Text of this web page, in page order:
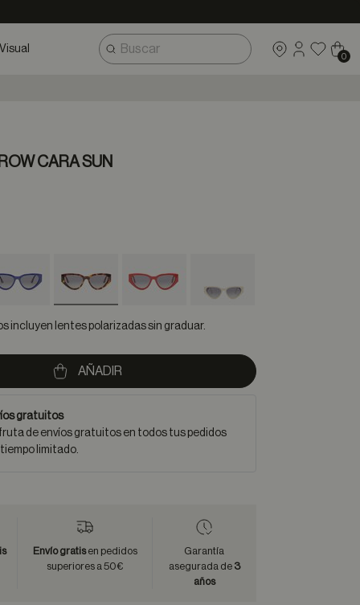
0
CARA SUN
incluyen lentes polarizadas sin graduar.
AÑADIR
gratuitos
de envíos gratuitos en todos tus pedidos
limitado.
Envío gratisen pedidos
superiores a 50€
Garantía
asegurada de 3
años